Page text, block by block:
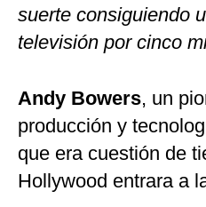
suerte consiguiendo
televisión por cinco
Andy Bowers, un
producción y
que era cuestión de
Hollywood entrara a